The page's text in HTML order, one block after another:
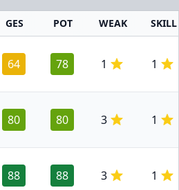
GES POT WEAK SKILL
64 78 1 1
80 80 3 1
88 88 3 1